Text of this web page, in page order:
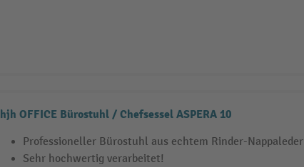
hjh OFFICE Bürostuhl / Chefsessel ASPERA 10
Professioneller Bürostuhl aus echtem Rinder-Nappaleder
Sehr hochwertig verarbeitet!